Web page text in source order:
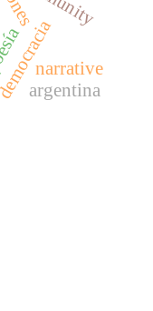
narrative
argentina